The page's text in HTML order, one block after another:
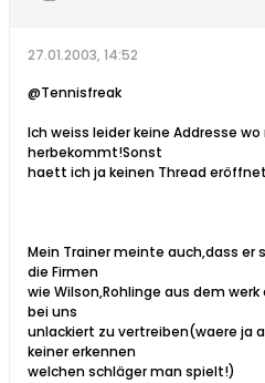
27.01.2003, 14:52
@Tennisfreak
Ich weiss leider keine Addresse
herbekommt!Sonst
haett ich ja keinen Thread
Mein Trainer meinte auch,dass er
die Firmen
wie Wilson,Rohlinge aus dem
bei uns
unlackiert zu vertreiben(waere ja
keiner erkennen
welchen schläger man spielt!)